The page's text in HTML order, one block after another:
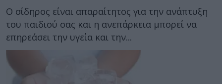
Ο σίδηρος είναι απαραίτητος για την ανάπτυξη
του παιδιού σας και η ανεπάρκεια μπορεί να
επηρεάσει την υγεία και την...